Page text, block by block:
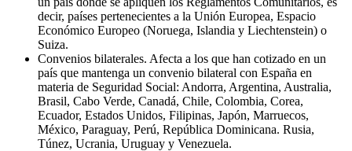
decir, países pertenecientes a la Unión Europea, Espacio
Económico Europeo (Noruega, Islandia y Liechtenstein) o
Suiza.
Convenios bilaterales. Afecta a los que han cotizado en un
país que mantenga un convenio bilateral con España en
materia de Seguridad Social: Andorra, Argentina, Australia,
Brasil, Cabo Verde, Canadá, Chile, Colombia, Corea,
Ecuador, Estados Unidos, Filipinas, Japón, Marruecos,
México, Paraguay, Perú, República Dominicana. Rusia,
Túnez, Ucrania, Uruguay y Venezuela.